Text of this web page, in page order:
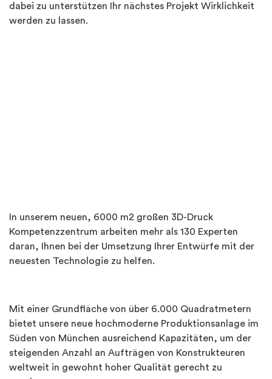
dabei zu unterstützen Ihr nächstes Projekt Wirklichkeit
werden zu lassen.
In unserem neuen, 6000 m2 großen 3D-Druck
Kompetenzzentrum arbeiten mehr als 130 Experten
daran, Ihnen bei der Umsetzung Ihrer Entwürfe mit der
neuesten Technologie zu helfen.
Mit einer Grundfläche von über 6.000 Quadratmetern
bietet unsere neue hochmoderne Produktionsanlage im
Süden von München ausreichend Kapazitäten, um der
steigenden Anzahl an Aufträgen von Konstrukteuren
weltweit in gewohnt hoher Qualität gerecht zu